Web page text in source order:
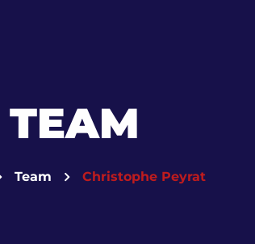
TEAM
Team Christophe Peyrat